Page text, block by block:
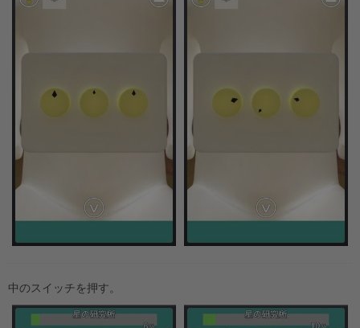
中のスイッチを押す。